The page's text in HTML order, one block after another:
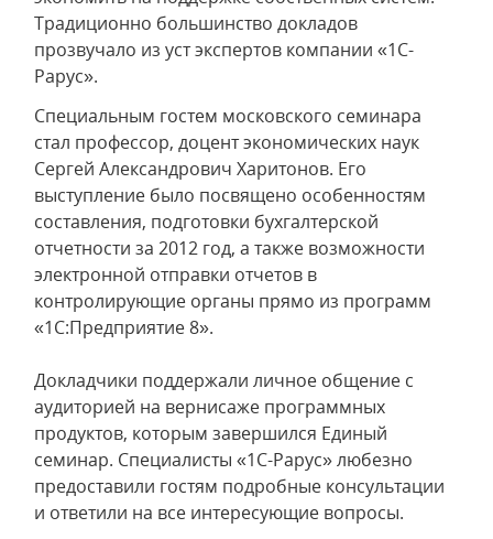
Традиционно большинство докладов
прозвучало из уст экспертов компании «1С-
Рарус».
Специальным гостем московского семинара
стал профессор, доцент экономических наук
Сергей Александрович Харитонов. Его
выступление было посвящено особенностям
составления, подготовки бухгалтерской
отчетности за 2012 год, а также возможности
электронной отправки отчетов в
контролирующие органы прямо из программ
«1С:Предприятие 8».
Докладчики поддержали личное общение с
аудиторией на вернисаже программных
продуктов, которым завершился Единый
семинар. Специалисты «1С-Рарус» любезно
предоставили гостям подробные консультации
и ответили на все интересующие вопросы.